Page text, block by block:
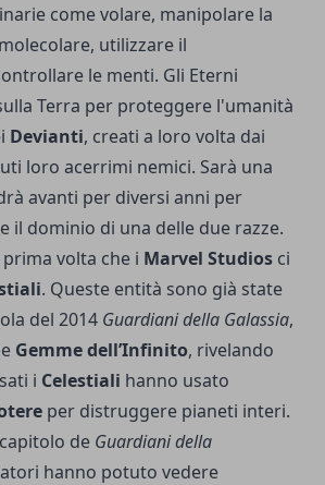
come volare, manipolare la
utilizzare il
le menti. Gli Eterni
Terra per proteggere l'umanità
Devianti, creati a loro volta dai
loro acerrimi nemici. Sarà una
avanti per diversi anni per
il dominio di una delle due razze.
volta che i Marvel Studios ci
. Queste entità sono già state
del 2014 Guardiani della Galassia,
Gemme dell’Infinito, rivelando
i Celestiali hanno usato
per distruggere pianeti interi.
de Guardiani della
hanno potuto vedere